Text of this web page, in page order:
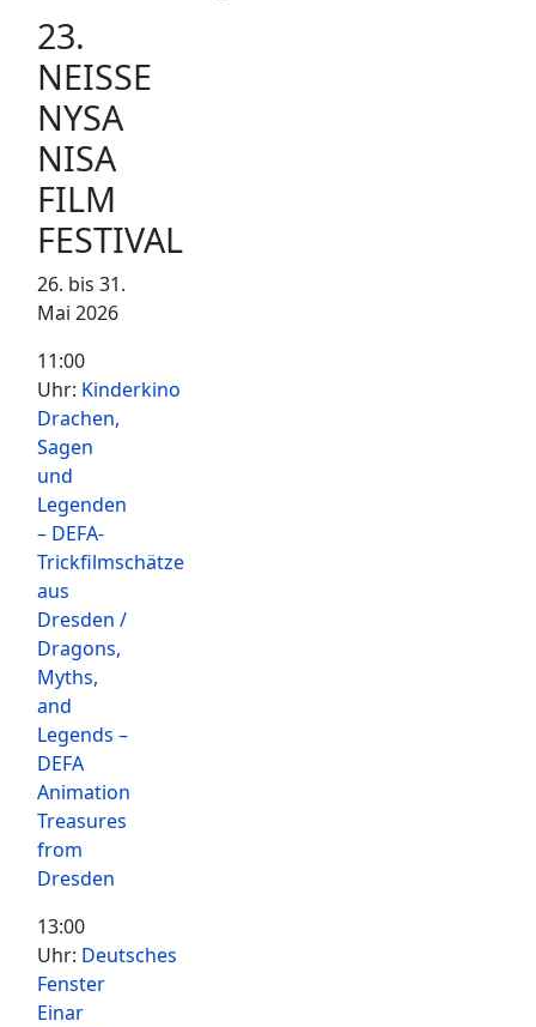
23.
NEISSE
NYSA
NISA
FILM
FESTIVAL
26. bis 31.
Mai 2026
11:00
Uhr: Kinderkino
Drachen,
Sagen
und
Legenden
– DEFA-
Trickfilmschätze
aus
Dresden /
Dragons,
Myths,
and
Legends –
DEFA
Animation
Treasures
from
Dresden
13:00
Uhr: Deutsches
Fenster
Einar